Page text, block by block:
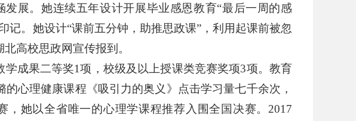
发展。她连续五年设计开展毕业感恩教育“最后一周的感
记。她设计“课前五分钟，助推思政课”，利用起课前被忽
高校思政网宣传报到。
学成果二等奖1项，校级及以上授课类竞赛奖项3项。教育
心理健康课程《吸引力的奥义》点击学习量七千余次，
，她以全省唯一的心理学课程推荐入围全国决赛。 2017